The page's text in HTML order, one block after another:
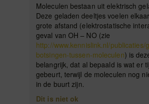
Moleculen bestaan uit elektrisch
Deze geladen deeltjes voelen
grote afstand (elektrostatische
geval van OH – NO (zie
http://www.kennislink.nl/publicaties/
botsingen-tussen-moleculen) is
belangrijk, dat al bepaald is wat er
gebeurt, terwijl de moleculen nog
in de buurt zijn.
Dit is niet ok